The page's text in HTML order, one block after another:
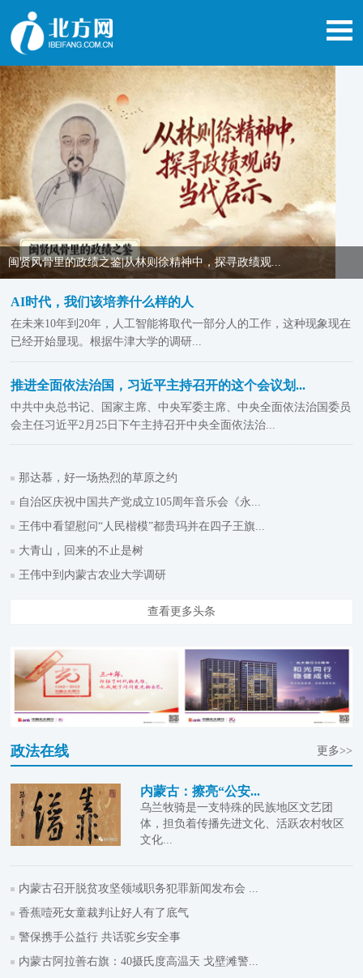
闽贤风骨里的政绩之鉴|从林则徐精神中，探寻政绩观...
AI时代，我们该培养什么样的人
在未来10年到20年，人工智能将取代一部分人的工作，这种现象现在
已经开始显现。根据牛津大学的调研...
推进全面依法治国，习近平主持召开的这个会议划...
中共中央总书记、国家主席、中央军委主席、中央全面依法治国委员
会主任习近平2月25日下午主持召开中央全面依法治...
那达慕，好一场热烈的草原之约
自治区庆祝中国共产党成立105周年音乐会《永...
王伟中看望慰问“人民楷模”都贵玛并在四子王旗...
大青山，回来的不止是树
王伟中到内蒙古农业大学调研
查看更多头条
政法在线 更多>>
内蒙古：擦亮“公安...
乌兰牧骑是一支特殊的民族地区文艺团
体，担负着传播先进文化、活跃农村牧区
文化...
内蒙古召开脱贫攻坚领域职务犯罪新闻发布会 ...
香蕉噎死女童裁判让好人有了底气
警保携手公益行 共话驼乡安全事
内蒙古阿拉善右旗：40摄氏度高温天 戈壁滩警...